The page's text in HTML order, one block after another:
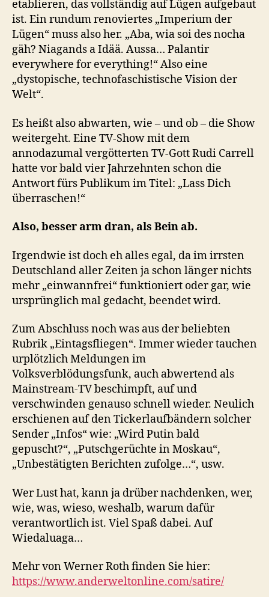
etablieren, das vollständig auf Lügen aufgebaut
ist. Ein rundum renoviertes „Imperium der
Lügen“ muss also her. „Aba, wia soi des nocha
gäh? Niagands a Idää. Aussa… Palantir
everywhere for everything!“ Also eine
„dystopische, technofaschistische Vision der
Welt“.
Es heißt also abwarten, wie – und ob – die Show
weitergeht. Eine TV-Show mit dem
annodazumal vergötterten TV-Gott Rudi Carrell
hatte vor bald vier Jahrzehnten schon die
Antwort fürs Publikum im Titel: „Lass Dich
überraschen!“
Also, besser arm dran, als Bein ab.
Irgendwie ist doch eh alles egal, da im irrsten
Deutschland aller Zeiten ja schon länger nichts
mehr „einwannfrei“ funktioniert oder gar, wie
ursprünglich mal gedacht, beendet wird.
Zum Abschluss noch was aus der beliebten
Rubrik „Eintagsfliegen“. Immer wieder tauchen
urplötzlich Meldungen im
Volksverblödungsfunk, auch abwertend als
Mainstream-TV beschimpft, auf und
verschwinden genauso schnell wieder. Neulich
erschienen auf den Tickerlaufbändern solcher
Sender „Infos“ wie: „Wird Putin bald
gepuscht?“, „Putschgerüchte in Moskau“,
„Unbestätigten Berichten zufolge…“, usw.
Wer Lust hat, kann ja drüber nachdenken, wer,
wie, was, wieso, weshalb, warum dafür
verantwortlich ist. Viel Spaß dabei. Auf
Wiedaluaga…
Mehr von Werner Roth finden Sie hier:
https://www.anderweltonline.com/satire/